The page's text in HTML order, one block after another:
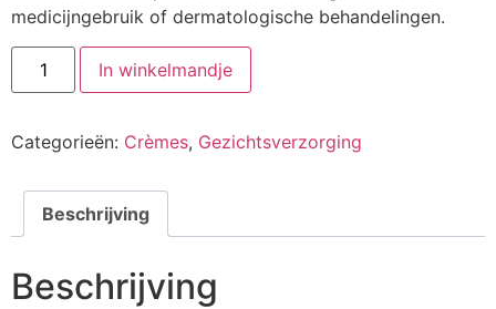
medicijngebruik of dermatologische behandelingen.
Hydraterende
Crème
SPF
In winkelmandje
Categorieën: Crèmes, Gezichtsverzorging
Beschrijving
Beschrijving